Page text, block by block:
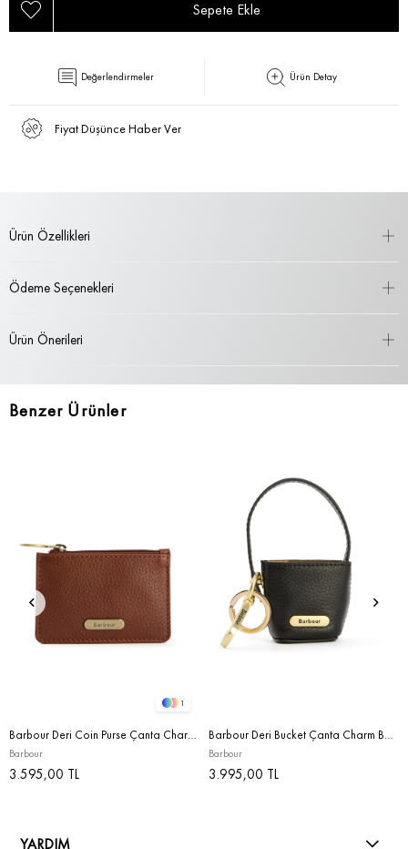
Değerlendirmeler Ürün Detay
Fiyat Düşünce Haber Ver
Ürün Özellikleri
Ödeme Seçenekleri
Ürün Önerileri
Benzer Ürünler
1
Barbour Deri Coin Purse Çanta Charm BR11 Brown
Barbour
3.595,00 TL
Barbour Deri Bucket Çanta Charm BK11 Black
Barbour
3.995,00 TL
YARDIM